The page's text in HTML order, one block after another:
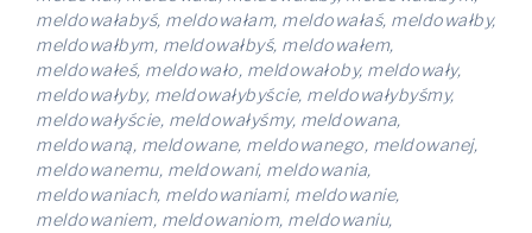
meldowałabyś, meldowałam, meldowałaś, meldowałby,
meldowałbym, meldowałbyś, meldowałem,
meldowałeś, meldowało, meldowałoby, meldowały,
meldowałyby, meldowałybyście, meldowałybyśmy,
meldowałyście, meldowałyśmy, meldowana,
meldowaną, meldowane, meldowanego, meldowanej,
meldowanemu, meldowani, meldowania,
meldowaniach, meldowaniami, meldowanie,
meldowaniem, meldowaniom, meldowaniu,